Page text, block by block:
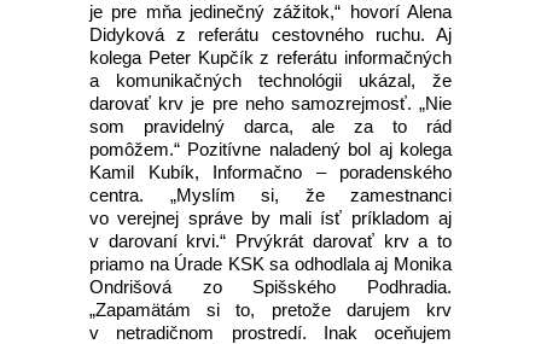
je pre mňa jedinečný zážitok,“ hovorí Alena
Didyková z referátu cestovného ruchu. Aj
kolega Peter Kupčík z referátu informačných
a komunikačných technológii ukázal, že
darovať krv je pre neho samozrejmosť. „Nie
som pravidelný darca, ale za to rád
pomôžem.“ Pozitívne naladený bol aj kolega
Kamil Kubík, Informačno – poradenského
centra. „Myslím si, že zamestnanci
vo verejnej správe by mali ísť príkladom aj
v darovaní krvi.“ Prvýkrát darovať krv a to
priamo na Úrade KSK sa odhodlala aj Monika
Ondrišová zo Spišského Podhradia.
„Zapamätám si to, pretože darujem krv
v netradičnom prostredí. Inak oceňujem